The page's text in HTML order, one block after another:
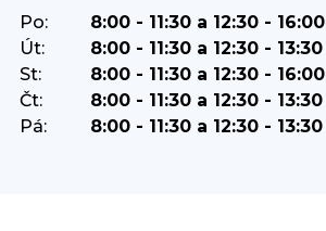
Po:
8:00 - 11:30 a 12:30 - 16:00
Út:
8:00 - 11:30 a 12:30 - 13:30
St:
8:00 - 11:30 a 12:30 - 16:00
Čt:
8:00 - 11:30 a 12:30 - 13:30
Pá:
8:00 - 11:30 a 12:30 - 13:30